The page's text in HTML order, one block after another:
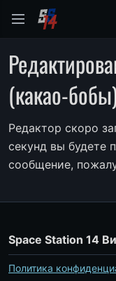
(какао-
Редактор скоро
секунд вы будете
сообщение,
Space Station 14
Политика